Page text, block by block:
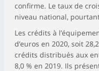
confirme. Le taux de
niveau national,
Les crédits à
d’euros en 2020, soit
crédits distribués aux
8,0 % en 2019. Ils